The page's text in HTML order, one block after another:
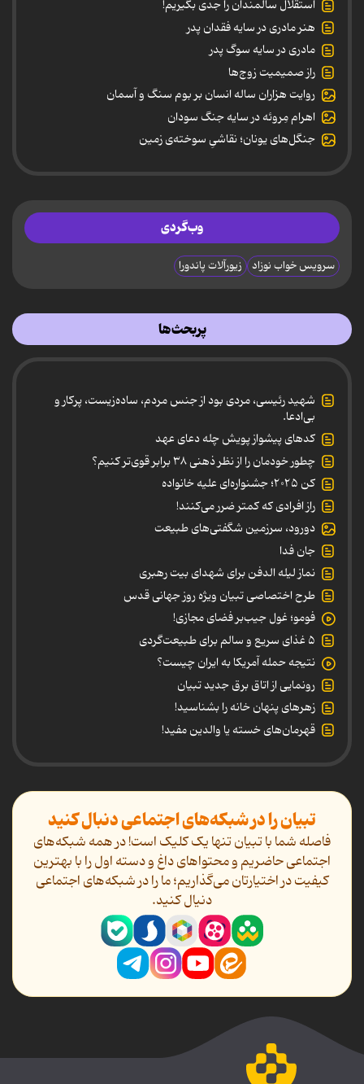
استقلال سالمندان را جدی بگیریم!
هنر مادری در سایه‌ فقدان پدر
مادری در سایه سوگ پدر
راز صمیمیت زوج‌ها
روایت هزاران ساله انسان بر بوم سنگ و آسمان
اهرام مِروئه در سایه جنگ سودان
جنگل‌های یونان؛ نقاشیِ سوخته‌ی زمین
وب‌گردی
سرویس خواب نوزاد زیورآلات پاندورا
پربحث‌ها
شهید رئیسی، مردی بود از جنس مردم، ساده‌زیست، پرکار و
بی‌ادعا.
کدهای پیشواز پویش چله دعای عهد
چطور خودمان را از نظر ذهنی ۳۸ برابر قوی‌تر کنیم؟
کن ۲۰۲۵؛ جشنواره‌ای علیه خانواده
راز افرادی که کمتر ضرر می‌کنند!
دورود، سرزمین شگفتی‌های طبیعت
جان فدا
نماز لیله الدفن برای شهدای بیت رهبری
طرح اختصاصی تبیان ویژه روز جهانی قدس
فومو؛ غول جیب‌بر فضای مجازی!
۵ غذای سریع و سالم برای طبیعت‌گردی
نتیجه حمله آمریکا به ایران چیست؟
رونمایی از اتاق برق جدید تبیان
زهرهای پنهان خانه را بشناسید!
قهرمان‌های خسته یا والدین مفید!
تبیان را در شبکه‌های اجتماعی دنبال کنید
فاصله شما با تبیان تنها یک کلیک است! در همه شبکه‌های
اجتماعی حاضریم و محتواهای داغ و دسته اول را با بهترین
کیفیت در اختیارتان می‌گذاریم؛ ما را در شبکه‌های اجتماعی
دنیال کنید.